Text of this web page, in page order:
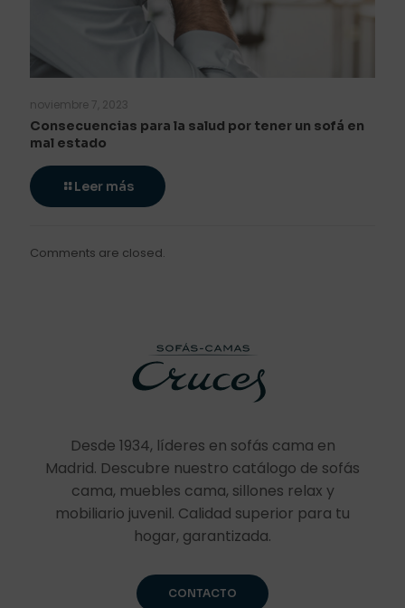
noviembre 7, 2023
Consecuencias para la salud por tener un sofá en
mal estado
Leer más
Comments are closed.
Desde 1934, líderes en sofás cama en
Madrid. Descubre nuestro catálogo de sofás
cama, muebles cama, sillones relax y
mobiliario juvenil. Calidad superior para tu
hogar, garantizada.
CONTACTO